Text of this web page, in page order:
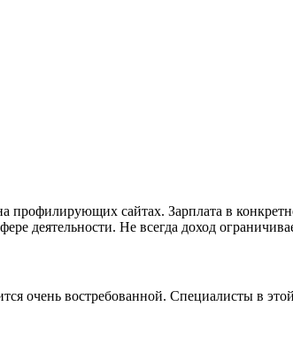
профилирующих сайтах. Зарплата в
деятельности. Не всегда доход
очень востребованной. Специалисты в